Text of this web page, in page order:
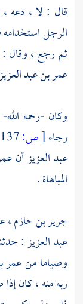
قال : لا ، دعه
الرجل
ثم رجع ، وقال
عمر بن عبد
وكان -رحمه
رجاء[ص:
عبد العزيزأن
المباهاة .
جرير بن حازم،
عبد العزيز:
وصياما منعمر
ربه منه ، كان